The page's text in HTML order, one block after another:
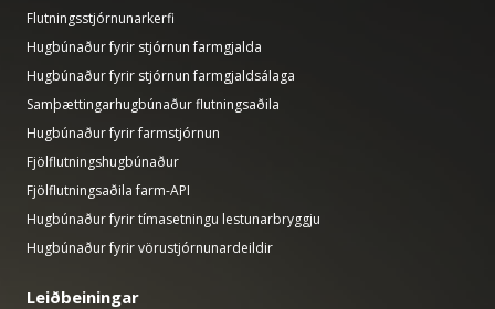
Flutningsstjórnunarkerfi
Hugbúnaður fyrir stjórnun farmgjalda
Hugbúnaður fyrir stjórnun farmgjaldsálaga
Samþættingarhugbúnaður flutningsaðila
Hugbúnaður fyrir farmstjórnun
Fjölflutningshugbúnaður
Fjölflutningsaðila farm-API
Hugbúnaður fyrir tímasetningu lestunarbryggju
Hugbúnaður fyrir vörustjórnunardeildir
Leiðbeiningar